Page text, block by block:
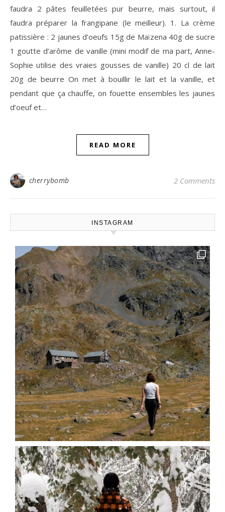
faudra 2 pâtes feuilletées pur beurre, mais surtout, il
faudra préparer la frangipane (le meilleur). 1. La crème
patissière : 2 jaunes d’oeufs 15g de Maïzena 40g de sucre
1 goutte d’arôme de vanille (mini modif de ma part, Anne-
Sophie utilise des vraies gousses de vanille) 20 cl de lait
20g de beurre On met à bouillir le lait et la vanille, et
pendant que ça chauffe, on fouette ensembles les jaunes
d’oeuf et…
READ MORE
cherrybomb 2 Comments
INSTAGRAM